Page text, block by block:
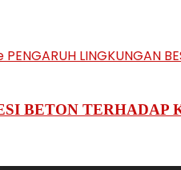
BETON TERHADAP